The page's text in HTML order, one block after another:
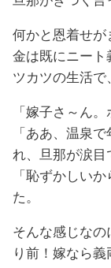
何かと恩着せが
金は既にニート
ツカツの生活で
「嫁子さ～ん
「ああ、温泉
れ、旦那が涙目
「恥ずかしい
た。
そんな感じなの
り前！嫁なら義